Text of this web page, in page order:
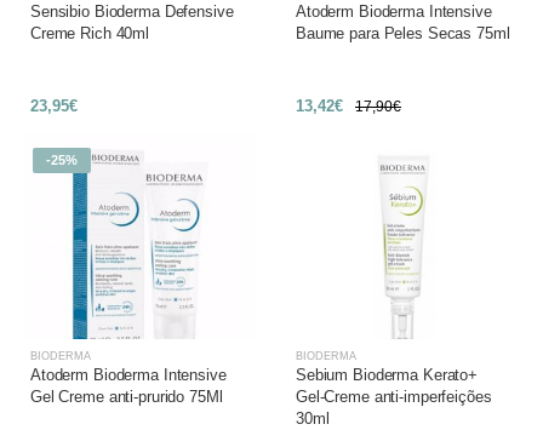
Sensibio Bioderma Defensive
Creme Rich 40ml
23,95€
Atoderm Bioderma Intensive
Baume para Peles Secas 75ml
13,42€ 17,90€
-25%
BIODERMA
Atoderm Bioderma Intensive
Gel Creme anti-prurido 75Ml
BIODERMA
Sebium Bioderma Kerato+
Gel-Creme anti-imperfeições
30ml